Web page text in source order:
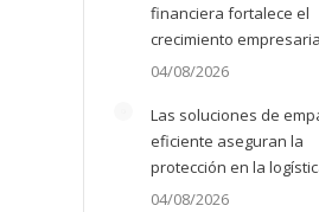
financiera fortalece el
crecimiento
04/08/2026
Las soluciones de
eficiente aseguran la
protección en la
04/08/2026